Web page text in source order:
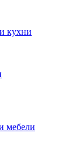
кухни
мебели